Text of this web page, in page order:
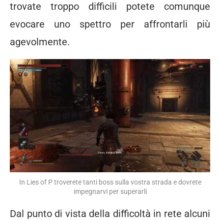
trovate troppo difficili potete comunque
evocare uno spettro per affrontarli più
agevolmente.
In Lies of P troverete tanti boss sulla vostra strada e dovrete
impegnarvi per superarli
Dal punto di vista della difficoltà in rete alcuni